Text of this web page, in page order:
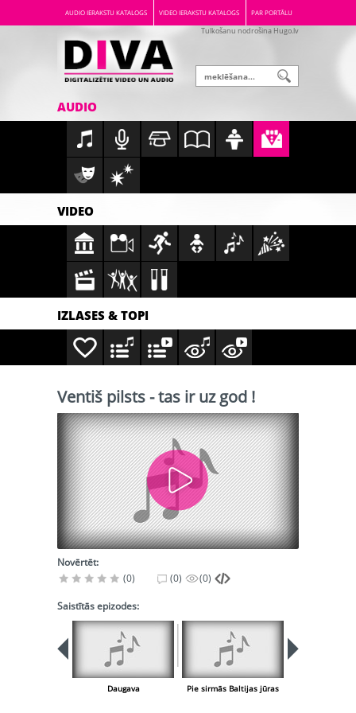
AUDIO IERAKSTU KATALOGS VIDEO IERAKSTU KATALOGS PAR PORTĀLU
Tulkošanu nodrošina Hugo.lv
AUDIO
VIDEO
IZLASES & TOPI
Ventiš pilsts - tas ir uz god !
Novērtēt:
(0)
(0) (0)
Saistītās epizodes:
Daugava Pie sirmās Baltijas jūras